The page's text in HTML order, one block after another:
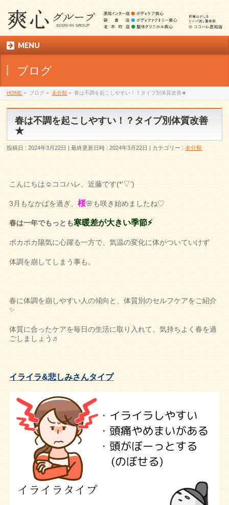
MENU
ブログ
HOME » ブログ » 未分類 » 春は不調を起こしやすい！？タイプ別体質改善★
春は不調を起こしやすい！？タイプ別体質改善
★
投稿日 : 2024年3月22日 最終更新日時 : 2024年3月22日 カテゴリー :未分類
こんにちは☺ココハレ、近藤です(*’▽’)
3月もなかばを過ぎ、桜🌸も咲き始めましたね♡
春は一年でもっとも寒暖差が大きい季節⚡
ポカポカ陽気に心躍る一方で、気温の変化に体がついていけず
体調を崩してしまう事も。
春に体調を崩しやすい人の傾向と、体質別のセルフケアをご紹介
✨
体質に合ったケアを毎日の生活に取り入れて、気持ちよく春を過
ごしましょう♬
イライラ&悲しみさんタイプ